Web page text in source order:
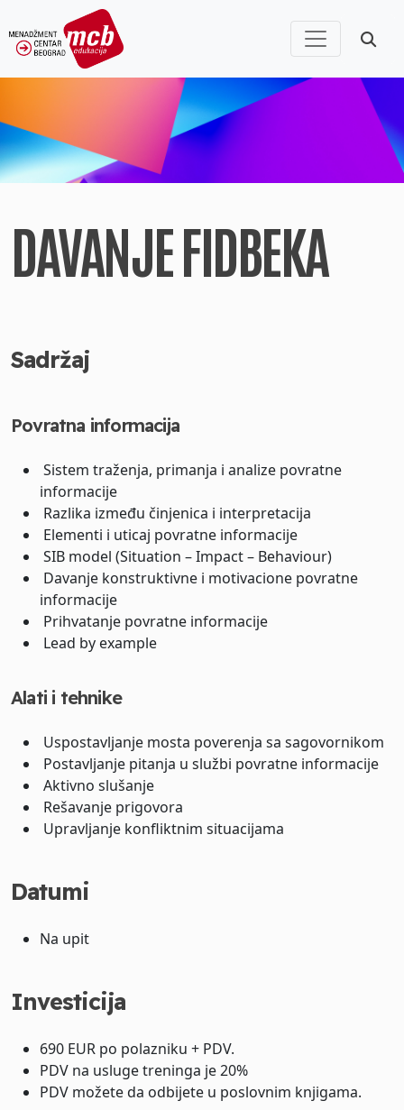
DAVANJE FIDBEKA
Sadržaj
Povratna informacija
Sistem traženja, primanja i analize povratne
informacije
Razlika između činjenica i interpretacija
Elementi i uticaj povratne informacije
SIB model (Situation – Impact – Behaviour)
Davanje konstruktivne i motivacione povratne
informacije
Prihvatanje povratne informacije
Lead by example
Alati i tehnike
Uspostavljanje mosta poverenja sa sagovornikom
Postavljanje pitanja u službi povratne informacije
Aktivno slušanje
Rešavanje prigovora
Upravljanje konfliktnim situacijama
Datumi
Na upit
Investicija
690 EUR po polazniku + PDV.
PDV na usluge treninga je 20%
PDV možete da odbijete u poslovnim knjigama.